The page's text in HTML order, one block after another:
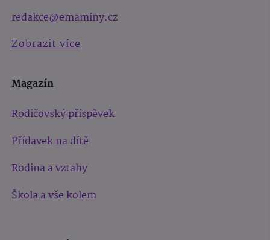
redakce@emaminy.cz
Zobrazit více
Magazín
Rodičovský příspěvek
Přídavek na dítě
Rodina a vztahy
Škola a vše kolem